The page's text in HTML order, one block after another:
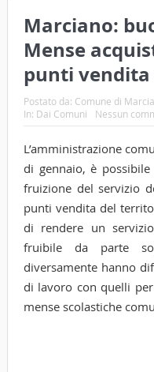
Marciano:
Mense
punti
Postato da: Comune di
In: Dai Comuni Nessun
L’amministrazione
di gennaio, è
fruizione del servizio
punti vendita del
di rendere un
fruibile da parte
diversamente hanno
di lavoro con quelli
mense scolastiche